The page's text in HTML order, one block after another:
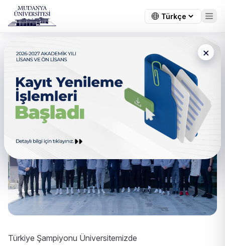
×
Türkiye Şampiyonu
Üniversitemizde
Türkiye Şampiyonu Üniversitemizde